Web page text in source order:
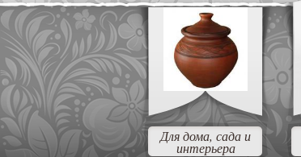
Для дома, сада и
интерьера